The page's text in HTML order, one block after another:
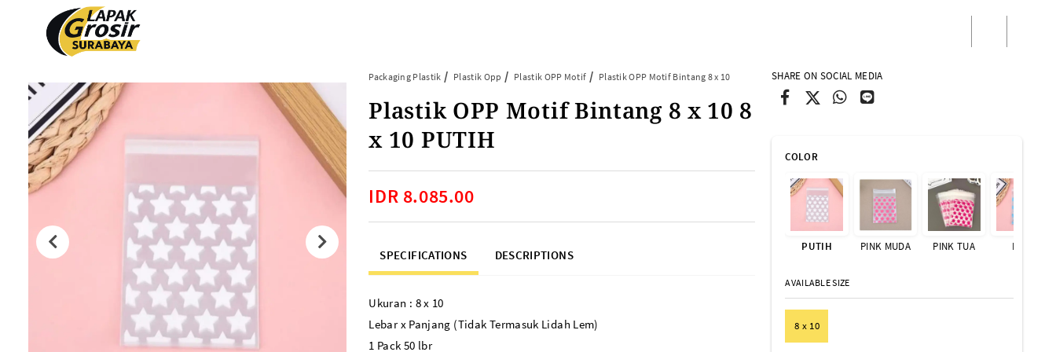
PACKAGING PLASTIK
Plastik Opp
PVC Shrink 30mic 500gr
PVC Shrink 30mic 1kg
PVC Potongan
Shrink POF 15mic 250gr
Shrink POF 20mic 250gr
Shrink POF Potongan
Standing Pouch
PACKAGING KERTAS
Tas Kain
Cooling Thermal Bag
Tas Spunbond
Paper Cup
Paper Bowl
Baking Paper
Piping Bag
Plastik Baking Wrapping
Mika Cake Roll
Timbangan Dapur
Dessert Box
Tips & Trik
Packaging Plastik Plastik Opp Plastik OPP Motif Plastik OPP Motif Bintang 8 x 10
Plastik OPP Motif Bintang 8 x 10 8
x 10 PUTIH
IDR 8.085.00
SPECIFICATIONS DESCRIPTIONS
Ukuran : 8 x 10
Lebar x Panjang (Tidak Termasuk Lidah Lem)
1 Pack 50 lbr
SHARE ON SOCIAL MEDIA
COLOR
PUTIH PINK MUDA PINK TUA BIRU
AVAILABLE SIZE
8 x 10